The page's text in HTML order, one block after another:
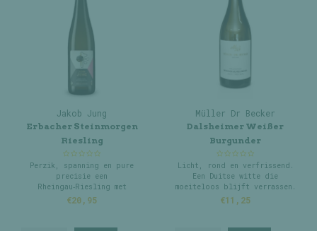
Jakob Jung
Erbacher Steinmorgen
Riesling
Perzik, spanning en pure
precisie een
Rheingau‑Riesling met
energieke flair.
€20,95
Müller Dr Becker
Dalsheimer Weißer
Burgunder
Licht, rond en verfrissend.
Een Duitse witte die
moeiteloos blijft verrassen.
€11,25